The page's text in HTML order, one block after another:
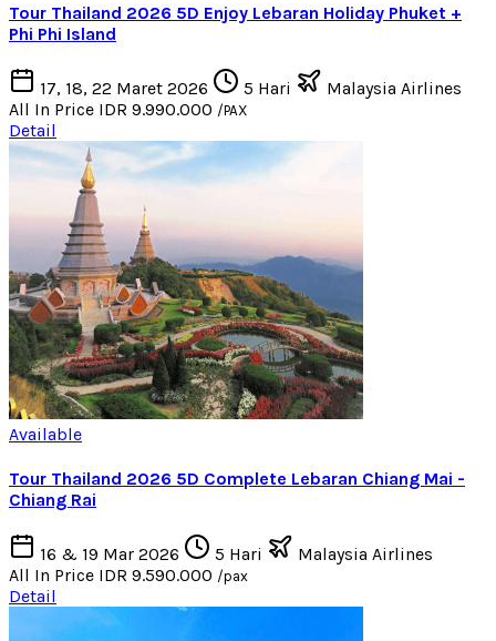
Tour Thailand 2026 5D Enjoy Lebaran Holiday Phuket +
Phi Phi Island
17, 18, 22 Maret 2026 5 Hari
Malaysia Airlines
All In Price IDR 9.990.000 /PAX
Detail
Available
Tour Thailand 2026 5D Complete Lebaran Chiang Mai -
Chiang Rai
16 & 19 Mar 2026 5 Hari
Malaysia Airlines
All In Price IDR 9.590.000 /pax
Detail